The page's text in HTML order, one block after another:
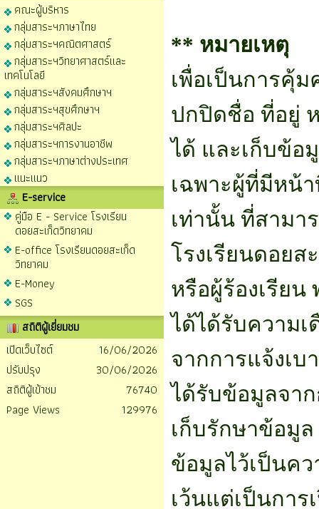
คณะผู้บริหาร
กลุ่มสาระฯภาษาไทย
กลุ่มสาระฯคณิตศาสตร์
กลุ่มสาระฯวิทยาศาสตร์และ
เทคโนโลยี
กลุ่มสาระฯสังคมศึกษาฯ
กลุ่มสาระฯสุขศึกษาฯ
กลุ่มสาระฯศิลปะ
กลุ่มสาระฯการงานอาชีพ
กลุ่มสาระฯภาษาต่างประเทศ
แนะแนว
E-service
คู่มือ E - Service โรงเรียน
ดอยสะเก็ดวิทยาคม
E-office โรงเรียนดอยสะเก็ด
วิทยาคม
E-Money
SGS
สถิติผู้เยี่ยมชม
เปิดเว็บไซต์
16/06/2026
ปรับปรุง
30/06/2026
สถิติผู้เข้าชม
76740
Page Views
129976
** หมายเหตุ
เพื่อเป็นการคุ้ม
ปกปิดชื่อ ที่อยู่
ได้ และเก็บข้อ
เฉพาะผู้ที่มีหน้
เท่านั้น ที่สามา
โรงเรียนดอย
หรือผู้ร้องเรีย
ได้ได้รับความ
จากการแจ้งเบ
ได้รับข้อมูลจา
เก็บรักษาข้อมูล
ข้อมูลไว้เป็นค
เว้นแต่เป็นกา